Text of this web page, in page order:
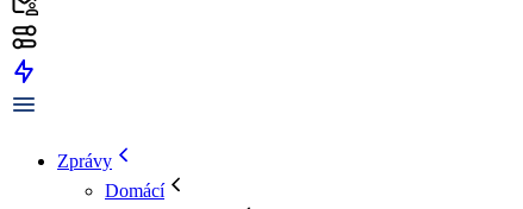
Zprávy
Domácí